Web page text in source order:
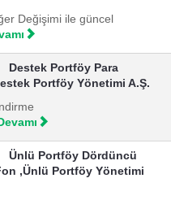
Değişimi ile güncel
Destek Portföy Para
Portföy Yönetimi A.Ş.
Ünlü Portföy Dördüncü
,Ünlü Portföy Yönetimi